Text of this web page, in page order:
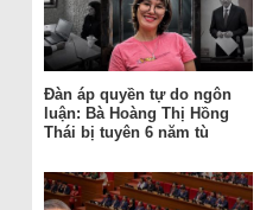
Đàn áp quyền tự do ngôn
luận: Bà Hoàng Thị Hồng
Thái bị tuyên 6 năm tù